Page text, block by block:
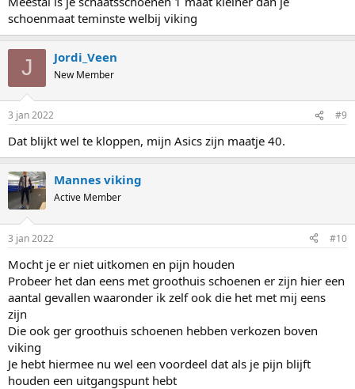
schoenmaat teminste welbij viking
J Jordi_Veen
New Member
3 jan 2022 #9
Dat blijkt wel te kloppen, mijn Asics zijn maatje 40.
Mannes viking
Active Member
3 jan 2022 #10
Mocht je er niet uitkomen en pijn houden
Probeer het dan eens met groothuis schoenen er zijn hier een
aantal gevallen waaronder ik zelf ook die het met mij eens
zijn
Die ook ger groothuis schoenen hebben verkozen boven
viking
Je hebt hiermee nu wel een voordeel dat als je pijn blijft
houden een uitgangspunt hebt